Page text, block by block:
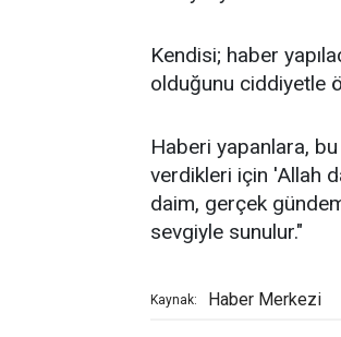
Kendisi; haber
olduğunu ciddiyetle
Haberi yapanlara,
verdikleri için 'Allah
daim, gerçek
sevgiyle sunulur."
Kaynak: Haber Merkezi